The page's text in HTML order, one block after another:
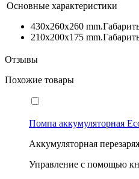
Основные характеристики
430x260x260 mm.
210x200x175 mm.
Отзывы
Похожие товары
Помпа аккумуляторная
Аккумуляторная
Управление с помощью